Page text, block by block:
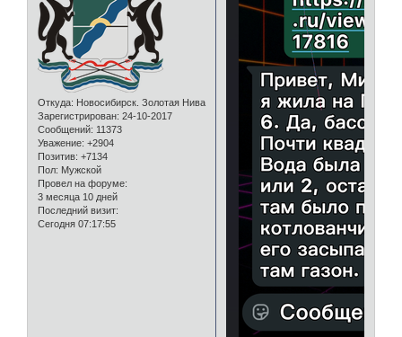
Откуда: Новосибирск. Золотая Нива
Зарегистрирован: 24-10-2017
Сообщений: 11373
Уважение: +2904
Позитив: +7134
Пол: Мужской
Провел на форуме:
3 месяца 10 дней
Последний визит:
Сегодня 07:17:55